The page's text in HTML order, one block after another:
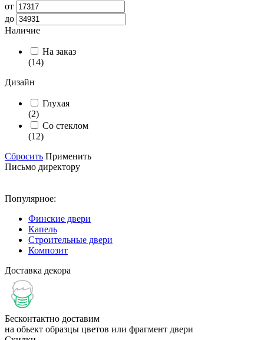
от
до
Наличие
На заказ
(14)
Дизайн
Глухая
(2)
Со стеклом
(12)
Сбросить Применить
Письмо директору
Популярное:
Финские двери
Капель
Строительные двери
Композит
Доставка декора
Бесконтактно доставим
на обьект образцы цветов или фрагмент двери